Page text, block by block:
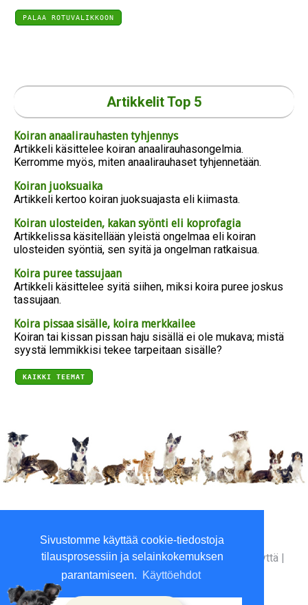
Sivustomme käyttää cookie-tiedostoja
tilausprosessiin ja selainkokemuksen
parantamiseen.
Käyttöehdot
PALAA ROTUVALIKKOON
Artikkelit Top 5
Koiran anaalirauhasten tyhjennys
Artikkeli käsittelee koiran anaalirauhasongelmia.
Kerromme myös, miten anaalirauhaset tyhjennetään.
Koiran juoksuaika
Artikkeli kertoo koiran juoksuajasta eli kiimasta.
Koiran ulosteiden, kakan syönti eli koprofagia
Artikkelissa käsitellään yleistä ongelmaa eli koiran
ulosteiden syöntiä, sen syitä ja ongelman ratkaisua.
Koira puree tassujaan
Artikkeli käsittelee syitä siihen, miksi koira puree joskus
tassujaan.
Koira pissaa sisälle, koira merkkailee
Koiran tai kissan pissan haju sisällä ei ole mukava; mistä
syystä lemmikkisi tekee tarpeitaan sisälle?
KAIKKI TEEMAT
P. 010 3961800 (ma-to 9-16)
Yritysinfo|Toimitusehdot|Maksutavat|Ota yhteyttä |
GDPR tietosuojalausunto